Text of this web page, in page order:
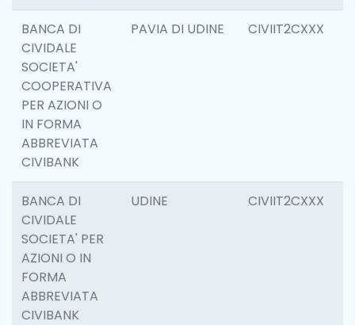
BANCA DI
CIVIDALE
SOCIETA'
COOPERATIVA
PER AZIONI O
IN FORMA
ABBREVIATA
CIVIBANK
PAVIA DI UDINE CIVIIT2CXXX
BANCA DI
CIVIDALE
SOCIETA' PER
AZIONI O IN
FORMA
ABBREVIATA
CIVIBANK
UDINE CIVIIT2CXXX